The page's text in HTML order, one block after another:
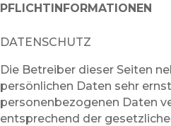
PFLICHTINFORMATIONEN
DATENSCHUTZ
Die Betreiber dieser Seiten
persönlichen Daten sehr
personenbezogenen Daten
entsprechend der